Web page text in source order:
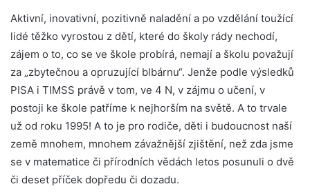
Aktivní, inovativní, pozitivně naladění a po vzdělání toužící
lidé těžko vyrostou z dětí, které do školy rády nechodí,
zájem o to, co se ve škole probírá, nemají a školu považují
za „zbytečnou a opruzující blbárnu“. Jenže podle výsledků
PISA i TIMSS právě v tom, ve 4 N, v zájmu o učení, v
postoji ke škole patříme k nejhorším na světě. A to trvale
už od roku 1995! A to je pro rodiče, děti i budoucnost naší
země mnohem, mnohem závažnější zjištění, než zda jsme
se v matematice či přírodních vědách letos posunuli o dvě
či deset příček dopředu či dozadu.